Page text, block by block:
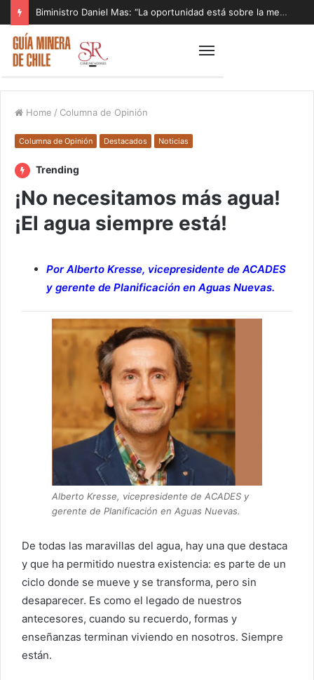
Biministro Daniel Mas: “La oportunidad está sobre la mesa y tenemos que aprovecharla”
Home / Columna de Opinión
Columna de Opinión Destacados Noticias
Trending
¡No necesitamos más agua!
¡El agua siempre está!
Por Alberto Kresse, vicepresidente de ACADES
y gerente de Planificación en Aguas Nuevas.
Alberto Kresse, vicepresidente de ACADES y
gerente de Planificación en Aguas Nuevas.
De todas las maravillas del agua, hay una que destaca
y que ha permitido nuestra existencia: es parte de un
ciclo donde se mueve y se transforma, pero sin
desaparecer. Es como el legado de nuestros
antecesores, cuando su recuerdo, formas y
enseñanzas terminan viviendo en nosotros. Siempre
están.